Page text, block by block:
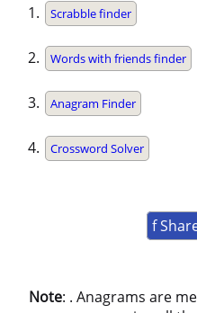
Scrabble finder
Words with friends finder
Anagram Finder
Crossword Solver
f
Note: . Anagrams are